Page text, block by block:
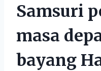
Samsuri
masa
bayang